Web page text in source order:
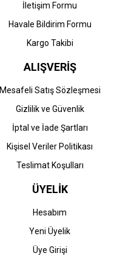
İletişim Formu
Havale Bildirim Formu
Kargo Takibi
ALIŞVERİŞ
Mesafeli Satış Sözleşmesi
Gizlilik ve Güvenlik
İptal ve İade Şartları
Kişisel Veriler Politikası
Teslimat Koşulları
ÜYELİK
Hesabım
Yeni Üyelik
Üye Girişi